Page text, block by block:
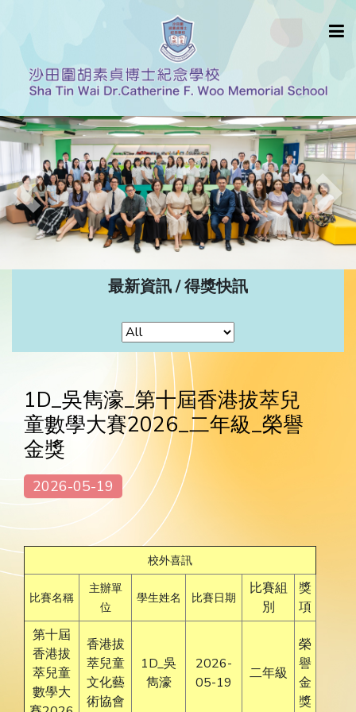
Previous Next
最新資訊 / 得獎快訊
1D_吳雋濠_第十屆香港拔萃兒
童數學大賽2026_二年級_榮譽
金獎
2026-05-19
校外喜訊
比賽名稱
主辦單
位
學生姓名 比賽日期
比賽組
別
獎
項
第十屆
香港拔
萃兒童
數學大
香港拔
萃兒童
文化藝
術協會
1D_吳
雋濠
2026-
05-19
二年級
榮
譽
金
獎